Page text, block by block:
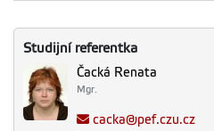
Studijní referentka
Čacká Renata
Mgr.
cacka@pef.czu.cz